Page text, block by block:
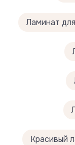
Ламинат
Красивый